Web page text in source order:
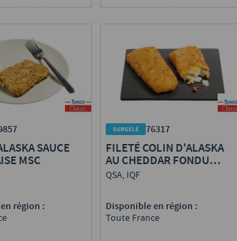
SAUCE
MSC
région :
76317
FILETÉ COLIN D'ALASKA
AU CHEDDAR FONDU
PRÉFRIT MSC
QSA, IQF
Disponible en région :
Toute France